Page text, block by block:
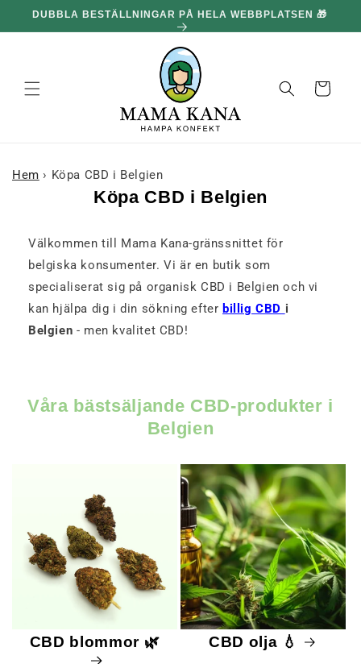
och gå
100 G GRATIS FÖR VARJE 1,095.00 kr DU HANDLAR FÖR
Korg
Hem › Köpa CBD i Belgien
Köpa CBD i Belgien
Välkommen till Mama Kana-gränssnittet för
belgiska konsumenter. Vi är en butik som
specialiserat sig på organisk CBD i Belgien och vi
kan hjälpa dig i din sökning efter billig CBD i
Belgien - men kvalitet CBD!
Våra bästsäljande CBD-produkter i
Belgien
CBD blommor 🌿 CBD olja 💧